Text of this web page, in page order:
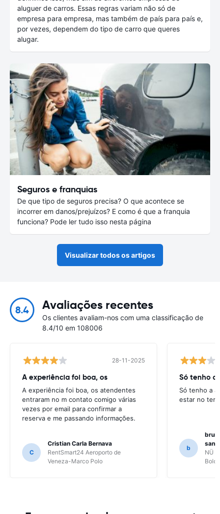
aluguer de carros. Essas regras variam não só de
empresa para empresa, mas também de país para país e,
por vezes, dependem do tipo de carro que queres
alugar.
Seguros e franquias
De que tipo de seguros precisa? O que acontece se
incorrer em danos/prejuízos? E como é que a franquia
funciona? Pode ler tudo isso nesta página
Visualizar todos os artigos
8.4 Avaliações recentes
Os clientes avaliam-nos com uma classificação de
8.4/10 em 108006
28-11-2025
A experiência foi boa, os
A experiência foi boa, os atendentes
entraram no m contato comigo várias
vezes por email para confirmar a
reserva e me passando informações.
C
Cristian Carla Bernava
RentSmart24 Aeroporto de
Veneza-Marco Polo
Só tenho a
Só tenho a
estar no
b
NÜ